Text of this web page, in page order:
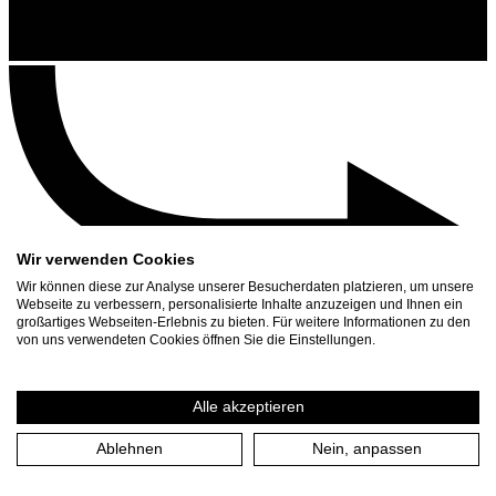
Contact
Press Download
Wir verwenden Cookies
Wir können diese zur Analyse unserer Besucherdaten platzieren, um unsere
Webseite zu verbessern, personalisierte Inhalte anzuzeigen und Ihnen ein
großartiges Webseiten-Erlebnis zu bieten. Für weitere Informationen zu den
von uns verwendeten Cookies öffnen Sie die Einstellungen.
Alle akzeptieren
Ablehnen Nein, anpassen